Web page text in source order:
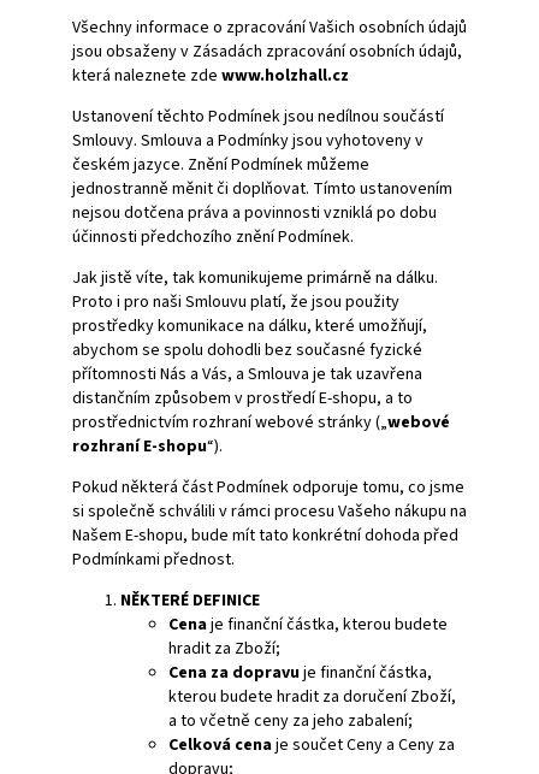
Všechny informace o zpracování Vašich osobních údajů
jsou obsaženy v Zásadách zpracování osobních údajů,
která naleznete zde www.holzhall.cz
Ustanovení těchto Podmínek jsou nedílnou součástí
Smlouvy. Smlouva a Podmínky jsou vyhotoveny v
českém jazyce. Znění Podmínek můžeme
jednostranně měnit či doplňovat. Tímto ustanovením
nejsou dotčena práva a povinnosti vzniklá po dobu
účinnosti předchozího znění Podmínek.
Jak jistě víte, tak komunikujeme primárně na dálku.
Proto i pro naši Smlouvu platí, že jsou použity
prostředky komunikace na dálku, které umožňují,
abychom se spolu dohodli bez současné fyzické
přítomnosti Nás a Vás, a Smlouva je tak uzavřena
distančním způsobem v prostředí E-shopu, a to
prostřednictvím rozhraní webové stránky („webové
rozhraní E-shopu“).
Pokud některá část Podmínek odporuje tomu, co jsme
si společně schválili v rámci procesu Vašeho nákupu na
Našem E-shopu, bude mít tato konkrétní dohoda před
Podmínkami přednost.
NĚKTERÉ DEFINICE
Cenaje finanční částka, kterou budete
hradit za Zboží;
Cena za dopravuje finanční částka,
kterou budete hradit za doručení Zboží,
a to včetně ceny za jeho zabalení;
Celková cenaje součet Ceny a Ceny za
dopravu;